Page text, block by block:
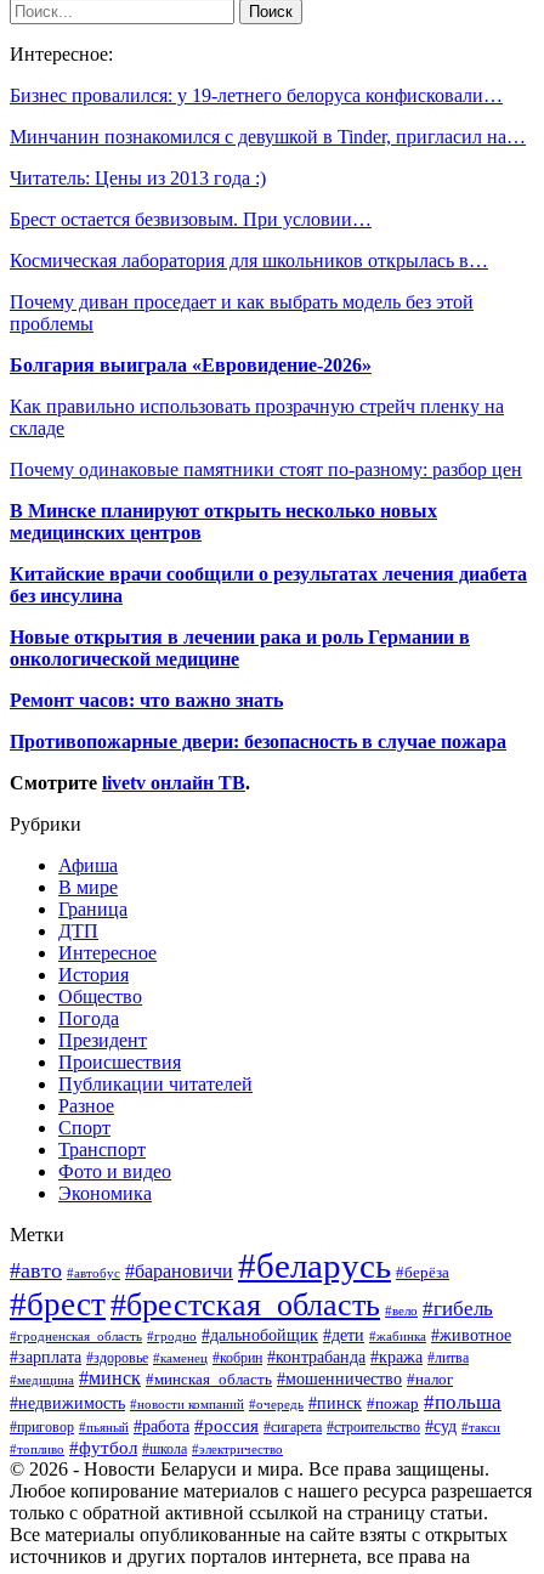
Интересное:
Бизнес провалился: у 19-летнего белоруса конфисковали…
Минчанин познакомился с девушкой в Tinder, пригласил на…
Читатель: Цены из 2013 года :)
Брест остается безвизовым. При условии…
Космическая лаборатория для школьников открылась в…
Почему диван проседает и как выбрать модель без этой
проблемы
Болгария выиграла «Евровидение-2026»
Как правильно использовать прозрачную стрейч пленку на
складе
Почему одинаковые памятники стоят по-разному: разбор цен
В Минске планируют открыть несколько новых
медицинских центров
Китайские врачи сообщили о результатах лечения диабета
без инсулина
Новые открытия в лечении рака и роль Германии в
онкологической медицине
Ремонт часов: что важно знать
Противопожарные двери: безопасность в случае пожара
Смотрите livetv онлайн ТВ.
Рубрики
Афиша
В мире
Граница
ДТП
Интересное
История
Общество
Погода
Президент
Происшествия
Публикации читателей
Разное
Спорт
Транспорт
Фото и видео
Экономика
Метки
#авто #автобус #барановичи #беларусь #берёза
#брест#брестская_область #вело #гибель
#гродненская_область #гродно #дальнобойщик #дети #жабинка #животное
#зарплата #здоровье #каменец #кобрин #контрабанда #кража #литва
#медицина #минск #минская_область #мошенничество #налог
#недвижимость #новости компаний #очередь #пинск #пожар #польша
#приговор #пьяный #работа #россия #сигарета #строительство #суд #такси
#топливо #футбол #школа #электричество
© 2026 - Новости Беларуси и мира. Все права защищены.
Любое копирование материалов с нашего ресурса разрешается
только с обратной активной ссылкой на страницу статьи.
Все материалы опубликованные на сайте взяты с открытых
источников и других порталов интернета, все права на